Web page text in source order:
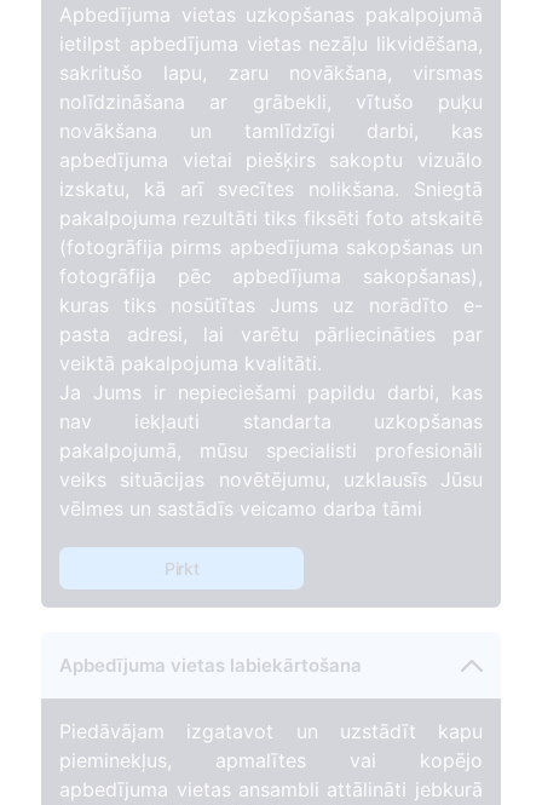
Apbedījuma vietas uzkopšanas pakalpojumā
ietilpst apbedījuma vietas nezāļu likvidēšana,
sakritušo lapu, zaru novākšana, virsmas
nolīdzināšana ar grābekli, vītušo puķu
novākšana un tamlīdzīgi darbi, kas
apbedījuma vietai piešķirs sakoptu vizuālo
izskatu, kā arī svecītes nolikšana. Sniegtā
pakalpojuma rezultāti tiks fiksēti foto atskaitē
(fotogrāfija pirms apbedījuma sakopšanas un
fotogrāfija pēc apbedījuma sakopšanas),
kuras tiks nosūtītas Jums uz norādīto e-
pasta adresi, lai varētu pārliecināties par
veiktā pakalpojuma kvalitāti.
Ja Jums ir nepieciešami papildu darbi, kas
nav iekļauti standarta uzkopšanas
pakalpojumā, mūsu specialisti profesionāli
veiks situācijas novētējumu, uzklausīs Jūsu
vēlmes un sastādīs veicamo darba tāmi
Pirkt
Apbedījuma vietas labiekārtošana
Piedāvājam izgatavot un uzstādīt kapu
pieminekļus, apmalītes vai kopējo
apbedījuma vietas ansambli attālināti jebkurā